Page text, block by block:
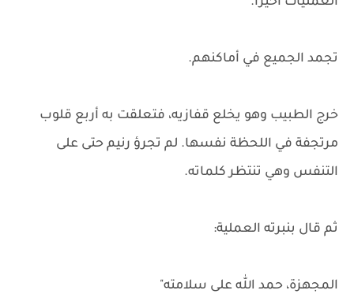
تجمد الجميع في أماكنهم.
خرج الطبيب وهو يخلع قفازيه، فتعلقت به أربع قلوب
مرتجفة في اللحظة نفسها. لم تجرؤ رنيم حتى على
التنفس وهي تنتظر كلماته.
ثم قال بنبرته العملية:
المجهزة، حمد الله على سلامته"